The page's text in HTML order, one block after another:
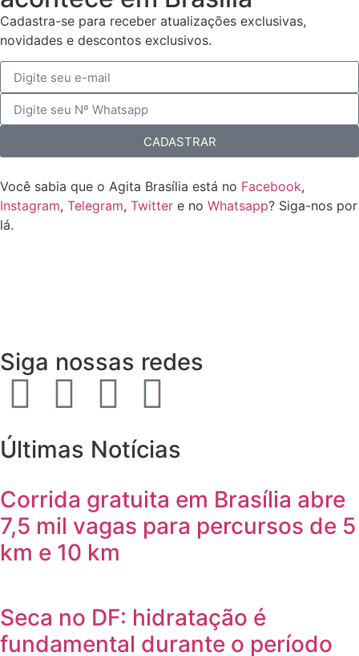
Cadastra-se para receber atualizações exclusivas,
novidades e descontos exclusivos.
CADASTRAR
Você sabia que o Agita Brasília está no Facebook,
Instagram, Telegram, Twitter e no Whatsapp? Siga-nos por
lá.
Siga nossas redes
Últimas Notícias
Corrida gratuita em Brasília abre
7,5 mil vagas para percursos de 5
km e 10 km
Seca no DF: hidratação é
fundamental durante o período